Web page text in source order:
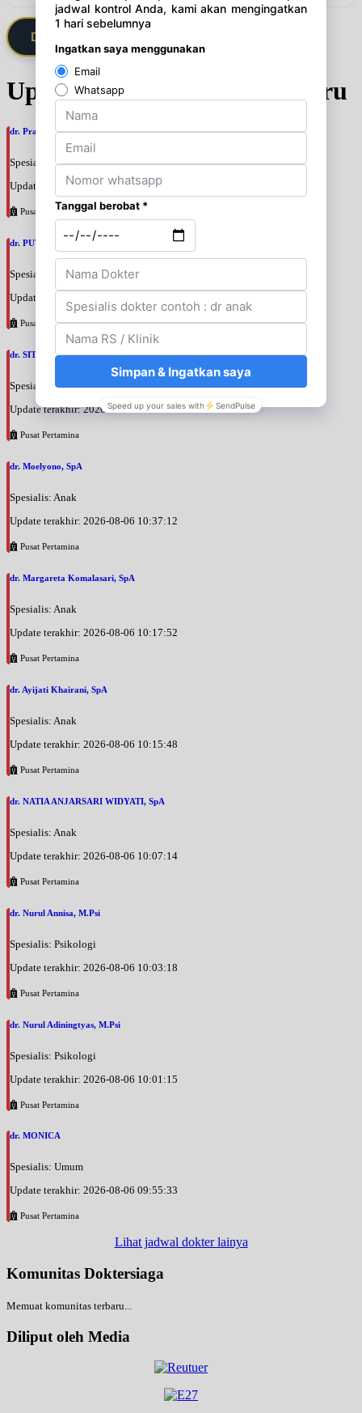
Daftarkan Saya via Member VIP
Update Jadwal Dokter terbaru
dr. Prajnia Paramitha Narendraswari, SpA
Spesialis: Anak
Update terakhir: 2026-08-06 10:46:34
Pusat Pertamina
dr. PUTRI WIDIANTIKA WIDARTO, SpA
Spesialis: Anak
Update terakhir: 2026-08-06 10:43:44
Pusat Pertamina
dr. SITI BUDIATI WIDYASTUTI, SpA
Spesialis: Anak
Update terakhir: 2026-08-06 10:40:06
Pusat Pertamina
dr. Moelyono, SpA
Spesialis: Anak
Update terakhir: 2026-08-06 10:37:12
Pusat Pertamina
dr. Margareta Komalasari, SpA
Spesialis: Anak
Update terakhir: 2026-08-06 10:17:52
Pusat Pertamina
dr. Ayijati Khairani, SpA
Spesialis: Anak
Update terakhir: 2026-08-06 10:15:48
Pusat Pertamina
dr. NATIA ANJARSARI WIDYATI, SpA
Spesialis: Anak
Update terakhir: 2026-08-06 10:07:14
Pusat Pertamina
dr. Nurul Annisa, M.Psi
Spesialis: Psikologi
Update terakhir: 2026-08-06 10:03:18
Pusat Pertamina
dr. Nurul Adiningtyas, M.Psi
Spesialis: Psikologi
Update terakhir: 2026-08-06 10:01:15
Pusat Pertamina
dr. MONICA
Spesialis: Umum
Update terakhir: 2026-08-06 09:55:33
Pusat Pertamina
Lihat jadwal dokter lainya
Komunitas Doktersiaga
Memuat komunitas terbaru...
Diliput oleh Media